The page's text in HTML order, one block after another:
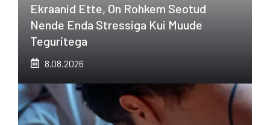
Ekraanid Ette, On Rohkem Seotud
Nende Enda Stressiga Kui Muude
Teguritega
8.08.2026